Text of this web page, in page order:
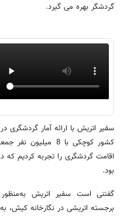
گردشگر بهره می گیرد.
سفیر اتریش با ارائه آمار
بود.
گفتنی است سفیر اتریش به‌منظور
برجسته اتریشی در نگارخانه